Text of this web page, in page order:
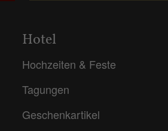
Hotel
Hochzeiten & Feste
Tagungen
Geschenkartikel